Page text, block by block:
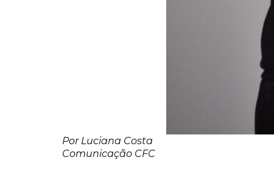
Por Luciana Costa
Comunicação CFC